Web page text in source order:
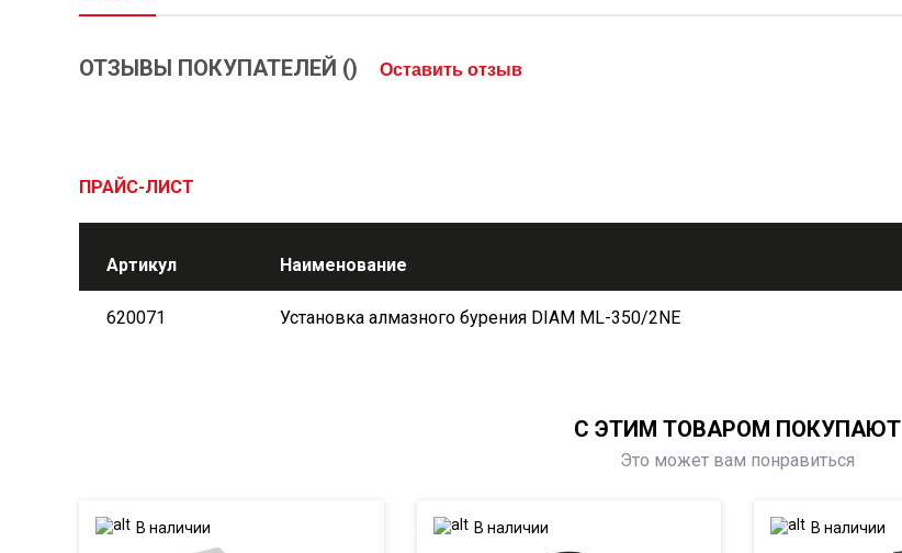
ОТЗЫВЫ ПОКУПАТЕЛЕЙ () Оставить отзыв
ПРАЙС-ЛИСТ
Артикул Наименование
620071 Установка алмазного бурения DIAM ML-350/2NE
С ЭТИМ ТОВАРОМ ПОКУПАЮТ
Это может вам понравиться
В наличии В наличии В наличии